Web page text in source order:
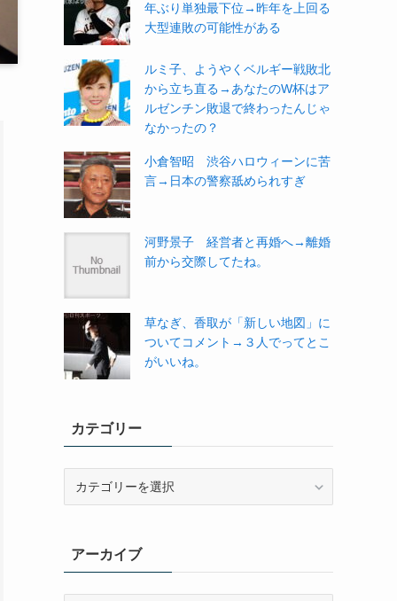
年ぶり単独最下位→昨年を上回る
大型連敗の可能性がある
ルミ子、ようやくベルギー戦敗北
から立ち直る→あなたのW杯はア
ルゼンチン敗退で終わったんじゃ
なかったの？
小倉智昭 渋谷ハロウィーンに苦
言→日本の警察舐められすぎ
河野景子 経営者と再婚へ→離婚
前から交際してたね。
草なぎ、香取が「新しい地図」に
ついてコメント→３人でってとこ
がいいね。
カテゴリー
ーアーカイブ